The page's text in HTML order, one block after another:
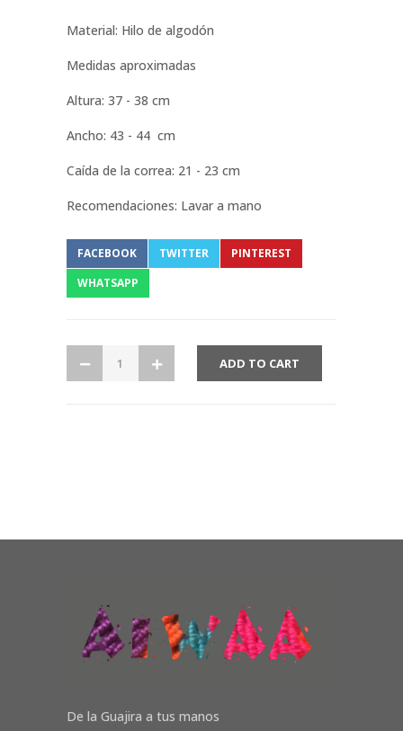
Material: Hilo de algodón
Medidas aproximadas
Altura: 37 - 38 cm
Ancho: 43 - 44 cm
Caída de la correa: 21 - 23 cm
Recomendaciones: Lavar a mano
FACEBOOK TWITTER
PINTEREST
WHATSAPP
De la Guajira a tus manos